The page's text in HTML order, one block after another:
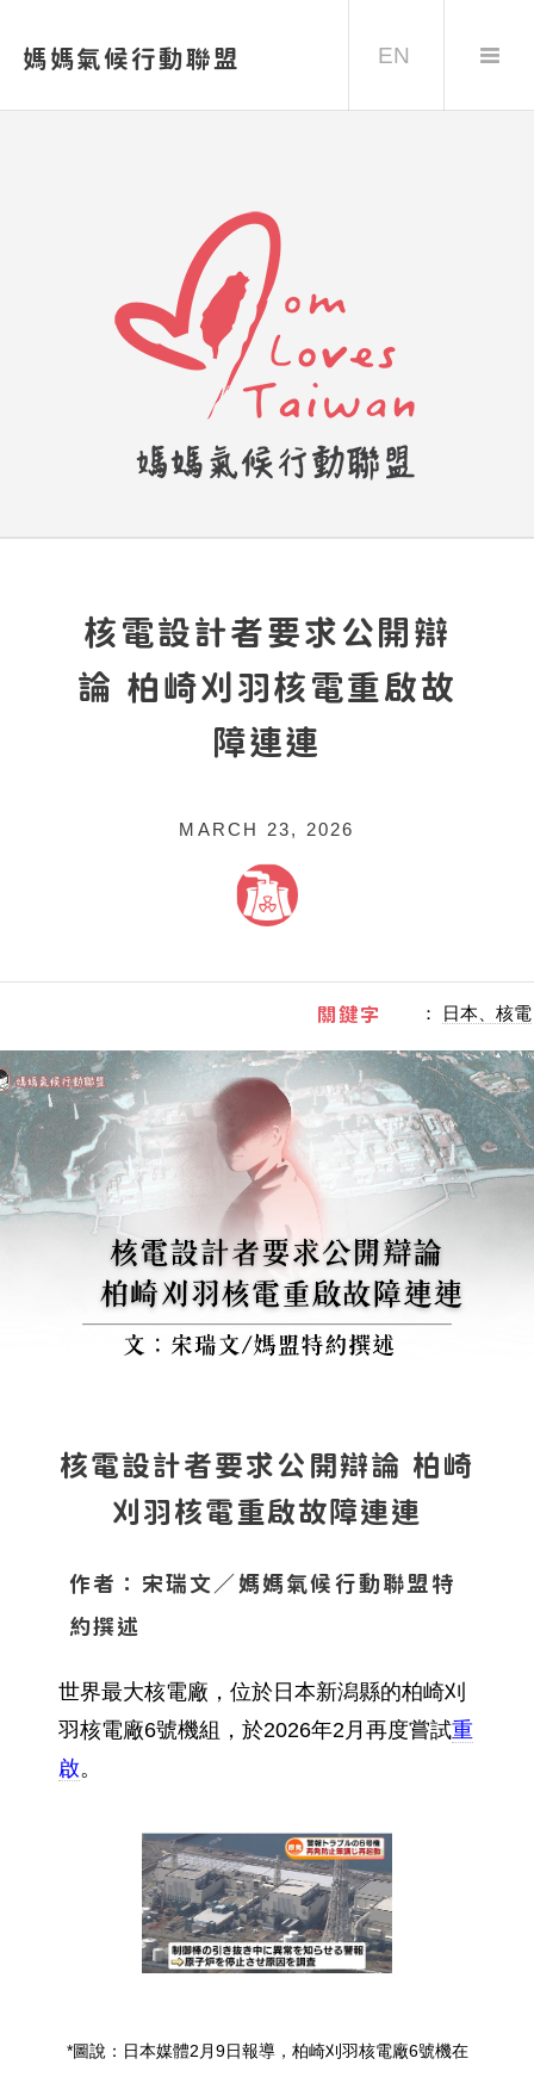
媽媽氣候行動聯盟 EN
核電設計者要求公開辯
論 柏崎刈羽核電重啟故
障連連
MARCH 23, 2026
關鍵字 ： 日本、核電
核電設計者要求公開辯論 柏崎
刈羽核電重啟故障連連
作者：宋瑞文／媽媽氣候行動聯盟特
約撰述
世界最大核電廠，位於日本新潟縣的柏崎刈
羽核電廠6號機組，於2026年2月再度嘗試重
啟。
*圖說：日本媒體2月9日報導，柏崎刈羽核電廠6號機在